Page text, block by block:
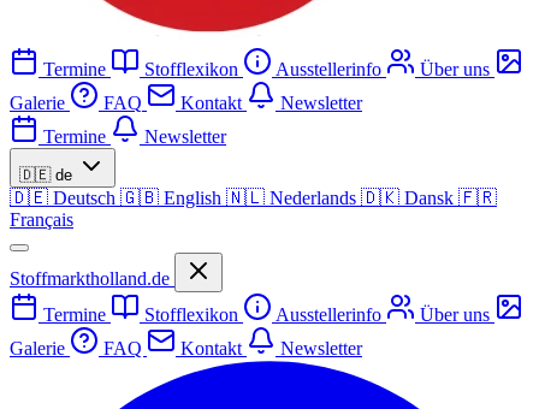
Termine Stofflexikon Ausstellerinfo
Über uns
Galerie
FAQ Kontakt
Newsletter
Termine
Newsletter
🇩🇪 de
🇩🇪 Deutsch 🇬🇧 English 🇳🇱 Nederlands 🇩🇰 Dansk 🇫🇷
Français
Stoffmarktholland.de
Termine
Stofflexikon Ausstellerinfo
Über uns
Galerie
FAQ Kontakt Newsletter